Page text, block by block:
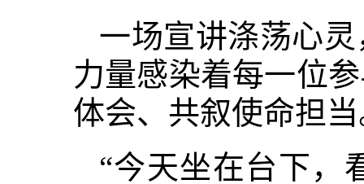
一场宣讲涤荡心
力量感染着每一位
体会、共叙使命担
“今天坐在台下，